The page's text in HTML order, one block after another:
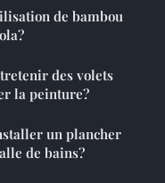
de bambou
des volets
la peinture?
un plancher
de bains?